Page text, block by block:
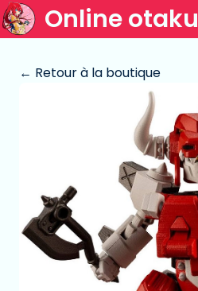
Online otaku
← Retour à la boutique